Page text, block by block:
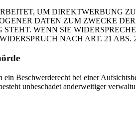
UM DIREKTWERBUNG
DATEN ZUM ZWECKE
WENN SIE
NACH ART. 21 ABS.
Beschwerderecht bei einer
unbeschadet anderweitiger